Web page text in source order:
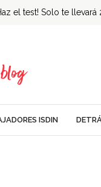
el test! Solo te llevará
ISDIN